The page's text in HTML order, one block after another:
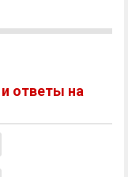
ответы на